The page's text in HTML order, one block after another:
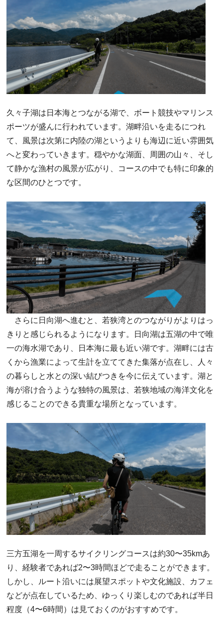
久々子湖は日本海とつながる湖で、ボート競技やマリンス
ポーツが盛んに行われています。湖畔沿いを走るにつれ
て、風景は次第に内陸の湖というよりも海辺に近い雰囲気
へと変わっていきます。穏やかな湖面、周囲の山々、そし
て静かな漁村の風景が広がり、コースの中でも特に印象的
な区間のひとつです。
さらに日向湖へ進むと、若狭湾とのつながりがよりはっ
きりと感じられるようになります。日向湖は五湖の中で唯
一の海水湖であり、日本海に最も近い湖です。湖畔には古
くから漁業によって生計を立ててきた集落が点在し、人々
の暮らしと水との深い結びつきを今に伝えています。湖と
海が溶け合うような独特の風景は、若狭地域の海洋文化を
感じることのできる貴重な場所となっています。
三方五湖を一周するサイクリングコースは約30〜35kmあ
り、経験者であれば2〜3時間ほどで走ることができます。
しかし、ルート沿いには展望スポットや文化施設、カフェ
などが点在しているため、ゆっくり楽しむのであれば半日
程度（4〜6時間）は見ておくのがおすすめです。